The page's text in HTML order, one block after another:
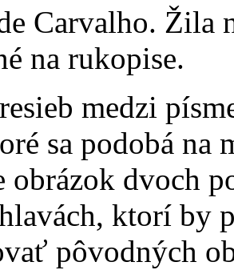
Carvalho. Žila
na rukopise.
medzi
sa podobá na
obrázok dvoch
ktorí by
pôvodných